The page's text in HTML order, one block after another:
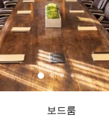
보드룸